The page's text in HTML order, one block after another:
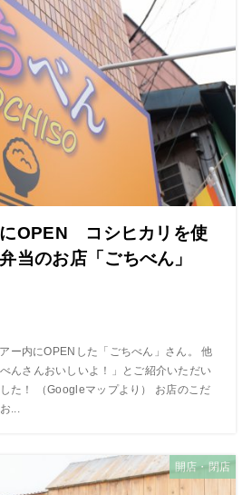
OPEN コシヒカリを使
当のお店「ごちべん」
ー内にOPENした「ごちべん」さん。 他
んさんおいしいよ！」とご紹介いただい
た！ （Googleマップより） お店のこだ
...
開店・閉店